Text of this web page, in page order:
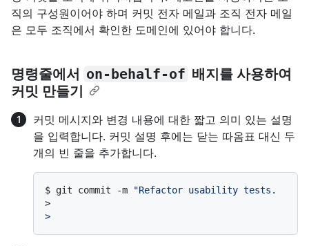
직의 구성원이어야 하며 커밋 전자 메일과 조직 전자 메일
은 모두 조직에서 확인한 도메인에 있어야 합니다.
명령줄에서 on-behalf-of 배지를 사용하여
커밋 만들기
커밋 메시지와 변경 내용에 대한 짧고 의미 있는 설명
을 입력합니다. 커밋 설명 후에는 닫는 따옴표 대신 두
개의 빈 줄을 추가합니다.
$ git commit -m
"Refactor usability tests.
>
>